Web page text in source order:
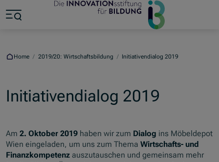
Jump to main content
Home / 2019/20: Wirtschaftsbildung / Initiativendialog 2019
Initiativendialog 2019
Am2. Oktober 2019 haben wir zum Dialog ins Möbeldepot
Wien eingeladen, um uns zum ThemaWirtschafts- und
Finanzkompetenz auszutauschen und gemeinsam mehr